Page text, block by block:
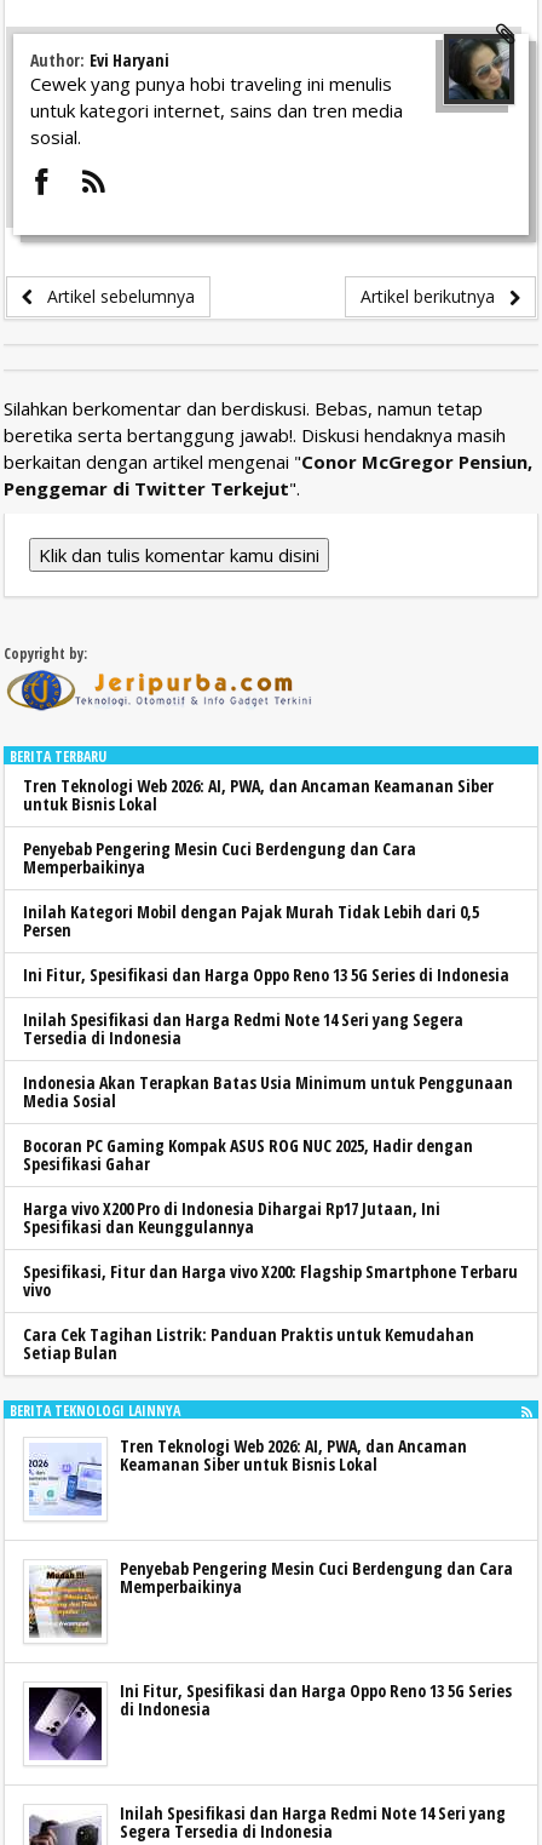
Author: Evi Haryani
Cewek yang punya hobi traveling ini menulis
untuk kategori internet, sains dan tren media
sosial.
Artikel sebelumnya Artikel berikutnya
Silahkan berkomentar dan berdiskusi. Bebas, namun tetap
beretika serta bertanggung jawab!. Diskusi hendaknya masih
berkaitan dengan artikel mengenai "Conor McGregor Pensiun,
Penggemar di Twitter Terkejut".
Klik dan tulis komentar kamu disini
Copyright by:
BERITA TERBARU
Tren Teknologi Web 2026: AI, PWA, dan Ancaman Keamanan Siber
untuk Bisnis Lokal
Penyebab Pengering Mesin Cuci Berdengung dan Cara
Memperbaikinya
Inilah Kategori Mobil dengan Pajak Murah Tidak Lebih dari 0,5
Persen
Ini Fitur, Spesifikasi dan Harga Oppo Reno 13 5G Series di Indonesia
Inilah Spesifikasi dan Harga Redmi Note 14 Seri yang Segera
Tersedia di Indonesia
Indonesia Akan Terapkan Batas Usia Minimum untuk Penggunaan
Media Sosial
Bocoran PC Gaming Kompak ASUS ROG NUC 2025, Hadir dengan
Spesifikasi Gahar
Harga vivo X200 Pro di Indonesia Dihargai Rp17 Jutaan, Ini
Spesifikasi dan Keunggulannya
Spesifikasi, Fitur dan Harga vivo X200: Flagship Smartphone Terbaru
vivo
Cara Cek Tagihan Listrik: Panduan Praktis untuk Kemudahan
Setiap Bulan
BERITA TEKNOLOGI LAINNYA
Tren Teknologi Web 2026: AI, PWA, dan Ancaman
Keamanan Siber untuk Bisnis Lokal
Penyebab Pengering Mesin Cuci Berdengung dan Cara
Memperbaikinya
Ini Fitur, Spesifikasi dan Harga Oppo Reno 13 5G Series
di Indonesia
Inilah Spesifikasi dan Harga Redmi Note 14 Seri yang
Segera Tersedia di Indonesia